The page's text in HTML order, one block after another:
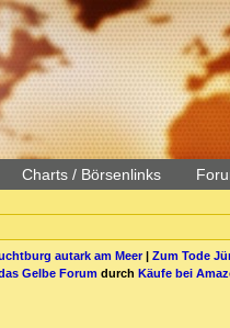
Charts / Börsenlinks
autark am Meer| Zum Tode
Gelbe Forum durch Käufe bei